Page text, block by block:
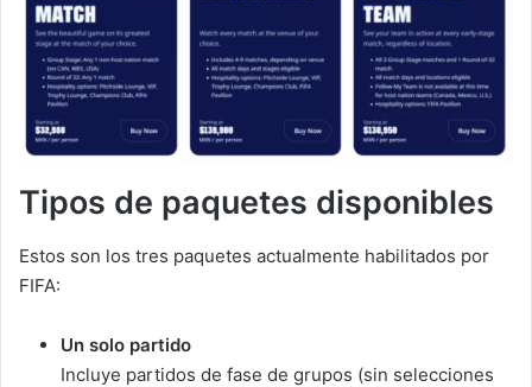
Tipos de paquetes disponibles
Estos son los tres paquetes actualmente habilitados por
FIFA:
Un solo partido
Incluye partidos de fase de grupos (sin selecciones